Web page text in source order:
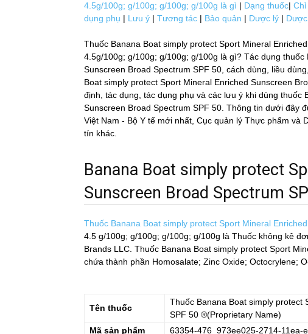
4.5g/100g; g/100g; g/100g; g/100g là gì | Dạng thuốc| Chỉ
dụng phụ | Lưu ý | Tương tác | Bảo quản | Dược lý |
Thuốc Banana Boat simply protect Sport Mineral
4.5g/100g; g/100g; g/100g; g/100g là gì? Tác dụng
Sunscreen Broad Spectrum SPF 50, cách dùng, liều
Boat simply protect Sport Mineral Enriched Sunscreen
định, tác dụng, tác dụng phụ và các lưu ý khi dùng thuốc
Sunscreen Broad Spectrum SPF 50. Thông tin dưới đây
Việt Nam - Bộ Y tế mới nhất, Cục quản lý Thực phẩm và
tín khác.
Banana Boat simply protect
Sunscreen Broad Spectrum
Thuốc Banana Boat simply protect Sport Mineral
4.5 g/100g; g/100g; g/100g; g/100g là Thuốc không kê
Brands LLC. Thuốc Banana Boat simply protect Sport
chứa thành phần Homosalate; Zinc Oxide; Octocrylene;
Tên thuốc
Thuốc Banana Boat simply protect
SPF 50 ®(Proprietary Name)
Mã sản phẩm
63354-476_973ee025-2714-11ea-